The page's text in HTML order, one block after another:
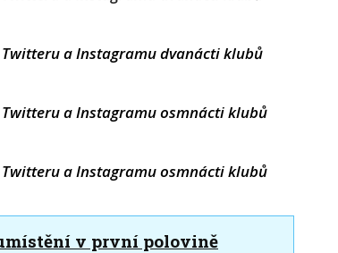
a Instagramu dvanácti klubů
a Instagramu osmnácti klubů
a Instagramu osmnácti klubů
v první polovině